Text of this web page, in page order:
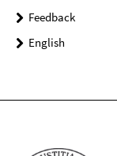
Feedback
English